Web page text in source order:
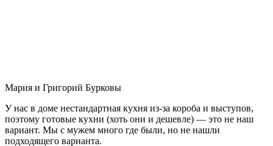
Мария и Григорий Бурковы
У нас в доме нестандартная кухня из-за короба и выступов,
поэтому готовые кухни (хоть они и дешевле) — это не наш
вариант. Мы с мужем много где были, но не нашли
подходящего варианта.